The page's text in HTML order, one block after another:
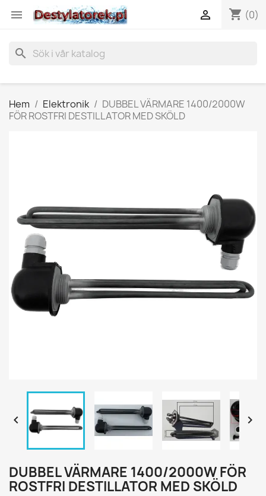
 shopping_cart (0)

search
Hem Elektronik
DUBBEL VÄRMARE 1400/2000W
FÖR ROSTFRI DESTILLATOR MED SKÖLD
 
DUBBEL VÄRMARE 1400/2000W FÖR
ROSTFRI DESTILLATOR MED SKÖLD